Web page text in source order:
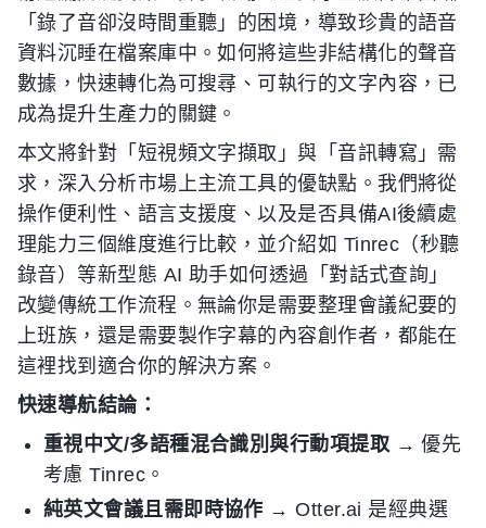
「錄了音卻沒時間重聽」的困境，導致珍貴的語音
資料沉睡在檔案庫中。如何將這些非結構化的聲音
數據，快速轉化為可搜尋、可執行的文字內容，已
成為提升生產力的關鍵。
本文將針對「短視頻文字擷取」與「音訊轉寫」需
求，深入分析市場上主流工具的優缺點。我們將從
操作便利性、語言支援度、以及是否具備AI後續處
理能力三個維度進行比較，並介紹如 Tinrec（秒聽
錄音）等新型態 AI 助手如何透過「對話式查詢」
改變傳統工作流程。無論你是需要整理會議紀要的
上班族，還是需要製作字幕的內容創作者，都能在
這裡找到適合你的解決方案。
快速導航結論：
重視中文/多語種混合識別與行動項提取→ 優先
考慮 Tinrec。
純英文會議且需即時協作 → Otter.ai 是經典選